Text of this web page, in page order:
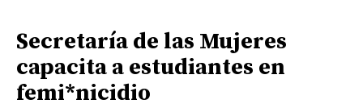
Secretaría de las Mujeres
capacita a estudiantes en
femi*nicidio